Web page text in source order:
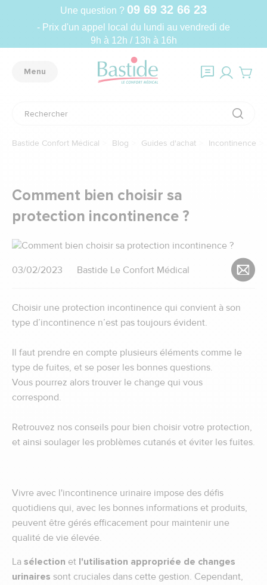
Une question ? 09 69 32 66 23
- Prix d'un appel local du lundi au vendredi de
9h à 12h / 13h à 16h
Menu
Bastide Confort Médical Blog Guides d'achat Incontinence
Comment bien choisir sa
protection incontinence ?
03/02/2023 Bastide Le Confort Médical
Choisir une protection incontinence qui convient à son
type d’incontinence n’est pas toujours évident.
Il faut prendre en compte plusieurs éléments comme le
type de fuites, et se poser les bonnes questions.
Vous pourrez alors trouver le change qui vous
correspond.
Retrouvez nos conseils pour bien choisir votre protection,
et ainsi soulager les problèmes cutanés et éviter les fuites.
Vivre avec l'incontinence urinaire impose des défis
quotidiens qui, avec les bonnes informations et produits,
peuvent être gérés efficacement pour maintenir une
qualité de vie élevée.
La sélection et l'utilisation appropriée de changes
urinaires sont cruciales dans cette gestion. Cependant,